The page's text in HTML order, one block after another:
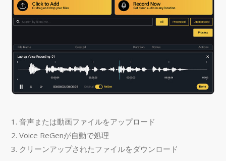
1. 音声または動画ファイルをアップロード
2. Voice ReGenが自動で処理
3. クリーンアップされたファイルをダウンロード